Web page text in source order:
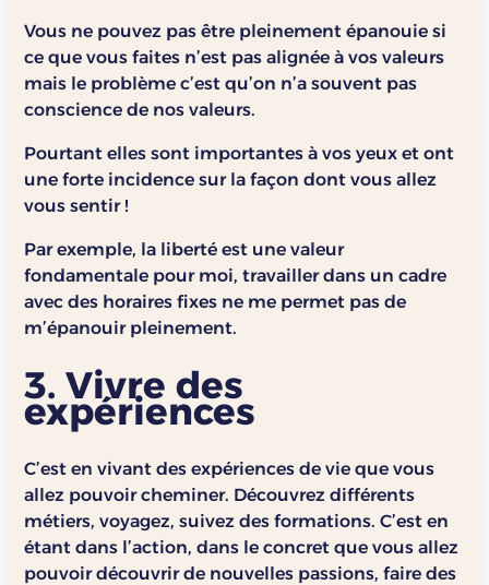
Vous ne pouvez pas être pleinement épanouie si
ce que vous faites n’est pas alignée à vos valeurs
mais le problème c’est qu’on n’a souvent pas
conscience de nos valeurs.
Pourtant elles sont importantes à vos yeux et ont
une forte incidence sur la façon dont vous allez
vous sentir !
Par exemple, la liberté est une valeur
fondamentale pour moi, travailler dans un cadre
avec des horaires fixes ne me permet pas de
m’épanouir pleinement.
3. Vivre des
expériences
C’est en vivant des expériences de vie que vous
allez pouvoir cheminer. Découvrez différents
métiers, voyagez, suivez des formations. C’est en
étant dans l’action, dans le concret que vous allez
pouvoir découvrir de nouvelles passions, faire des